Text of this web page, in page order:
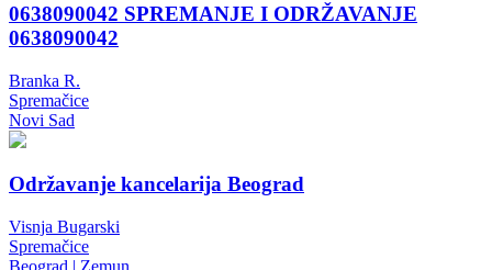
0638090042 SPREMANJE I ODRŽAVANJE
0638090042
Branka R.
Spremačice
Novi Sad
Održavanje kancelarija Beograd
Visnja Bugarski
Spremačice
Beograd | Zemun